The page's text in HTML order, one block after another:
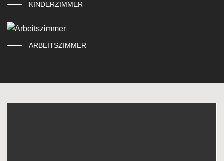
KINDERZIMMER
ARBEITSZIMMER